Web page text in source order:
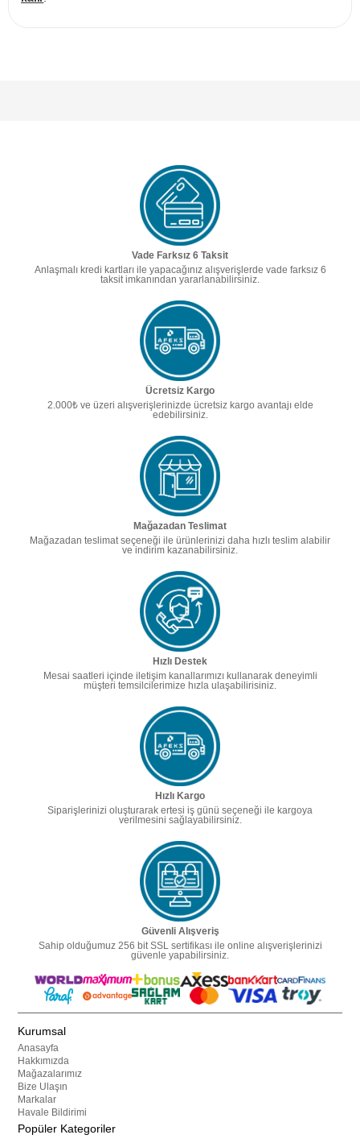
Vade Farksız 6 Taksit
Anlaşmalı kredi kartları ile yapacağınız alışverişlerde vade farksız 6
taksit imkanından yararlanabilirsiniz.
Ücretsiz Kargo
2.000₺ ve üzeri alışverişlerinizde ücretsiz kargo avantajı elde
edebilirsiniz.
Mağazadan Teslimat
Mağazadan teslimat seçeneği ile ürünlerinizi daha hızlı teslim alabilir
ve indirim kazanabilirsiniz.
Hızlı Destek
Mesai saatleri içinde iletişim kanallarımızı kullanarak deneyimli
müşteri temsilcilerimize hızla ulaşabilirisiniz.
Hızlı Kargo
Siparişlerinizi oluşturarak ertesi iş günü seçeneği ile kargoya
verilmesini sağlayabilirsiniz.
Güvenli Alışveriş
Sahip olduğumuz 256 bit SSL sertifikası ile online alışverişlerinizi
güvenle yapabilirsiniz.
Kurumsal
Anasayfa
Hakkımızda
Mağazalarımız
Bize Ulaşın
Markalar
Havale Bildirimi
Popüler Kategoriler